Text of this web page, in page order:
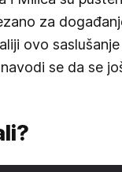
za
ovo
se da se